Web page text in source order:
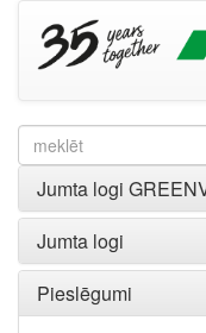
Jumta logi
Jumta logi
Pieslēgumi